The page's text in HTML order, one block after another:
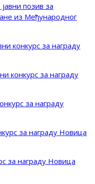
позив за
из Међународног
конкурс за награду
конкурс за награду
за награду
за награду Новица
за награду Новица